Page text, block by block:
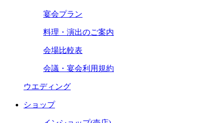
宴会プラン
料理・演出のご案内
会場比較表
会議・宴会利用規約
ウエディング
ショップ